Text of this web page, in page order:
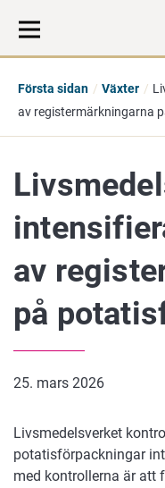
Första sidan Växter
av registermärkningarna
av
på
25. mars 2026
Livsmedelsverket
potatisförpackningar
med kontrollerna är att